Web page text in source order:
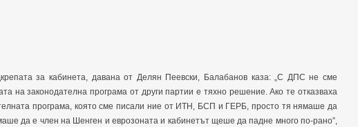
за кабинета, давана от Делян Пеевски, Балабанов каза: „С ДПС не сме
на законодателна програма от други партии е тяхно решение. Ако те отказваха
програма, която сме писали ние от ИТН, БСП и ГЕРБ, просто тя нямаше да
да е член на Шенген и еврозоната и кабинетът щеше да падне много по-рано”,